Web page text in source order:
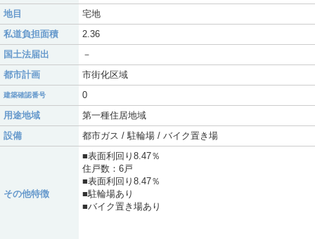
地目
宅地
私道負担面積
2.36
国土法届出
－
都市計画
市街化区域
建築確認番号
0
用途地域
第一種住居地域
設備
都市ガス / 駐輪場 / バイク置き場
その他特徴
■表面利回り8.47％
住戸数：6戸
■表面利回り8.47％
■駐輪場あり
■バイク置き場あり